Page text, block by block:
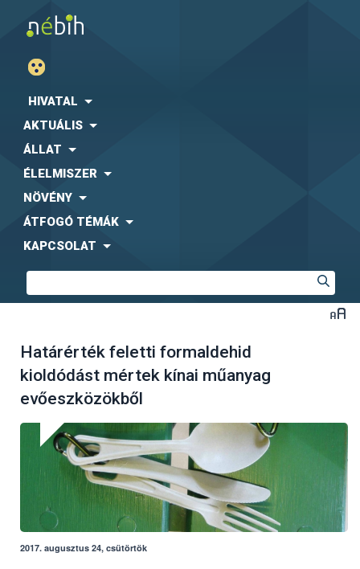
HIVATAL
AKTUÁLIS
ÁLLAT
ÉLELMISZER
NÖVÉNY
ÁTFOGÓ TÉMÁK
KAPCSOLAT
Határérték feletti formaldehid
kioldódást mértek kínai műanyag
evőeszközökből
2017. augusztus 24, csütörtök